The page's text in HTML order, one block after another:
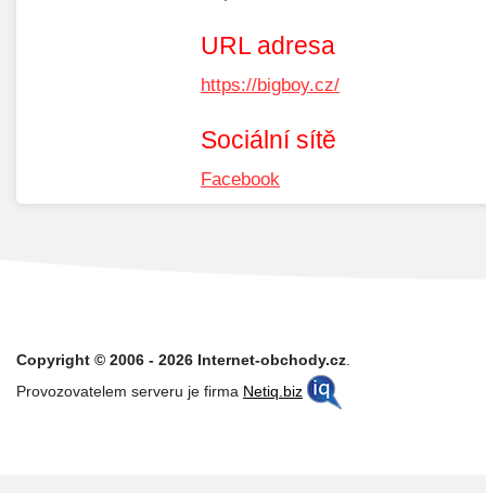
URL adresa
https://bigboy.cz/
Sociální sítě
Facebook
Copyright © 2006 - 2026 Internet-obchody.cz.
Provozovatelem serveru je firma Netiq.biz